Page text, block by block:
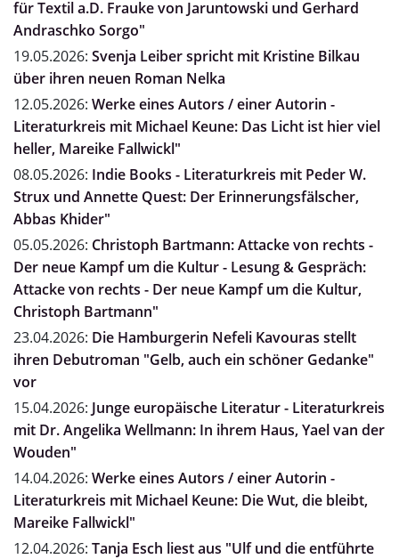
für Textil a.D. Frauke von Jaruntowski und Gerhard
Andraschko Sorgo"
19.05.2026: Svenja Leiber spricht mit Kristine Bilkau
über ihren neuen Roman Nelka
12.05.2026: Werke eines Autors / einer Autorin -
Literaturkreis mit Michael Keune: Das Licht ist hier viel
heller, Mareike Fallwickl"
08.05.2026: Indie Books - Literaturkreis mit Peder W.
Strux und Annette Quest: Der Erinnerungsfälscher,
Abbas Khider"
05.05.2026: Christoph Bartmann: Attacke von rechts -
Der neue Kampf um die Kultur - Lesung & Gespräch:
Attacke von rechts - Der neue Kampf um die Kultur,
Christoph Bartmann"
23.04.2026: Die Hamburgerin Nefeli Kavouras stellt
ihren Debutroman "Gelb, auch ein schöner Gedanke"
vor
15.04.2026: Junge europäische Literatur - Literaturkreis
mit Dr. Angelika Wellmann: In ihrem Haus, Yael van der
Wouden"
14.04.2026: Werke eines Autors / einer Autorin -
Literaturkreis mit Michael Keune: Die Wut, die bleibt,
Mareike Fallwickl"
12.04.2026: Tanja Esch liest aus "Ulf und die entführte